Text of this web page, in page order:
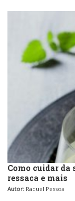
Como cuidar da
ressaca e mais
Autor: Raquel Pessoa